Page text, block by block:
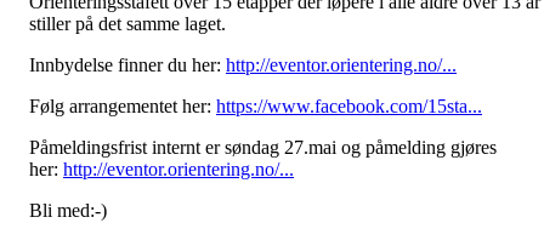
stiller på det samme laget.
Innbydelse finner du her: http://eventor.orientering.no/...
Følg arrangementet her: https://www.facebook.com/15sta...
Påmeldingsfrist internt er søndag 27.mai og påmelding gjøres
her: http://eventor.orientering.no/...
Bli med:-)